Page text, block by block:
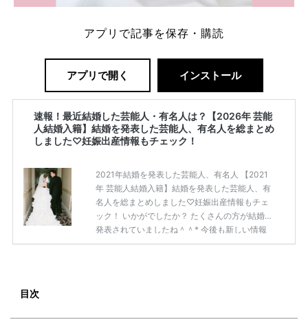
アプリで記事を保存・購読
アプリで開く インストール
速報！最近結婚した芸能人・有名人は？【2026年 芸能
人結婚入籍】結婚を発表した芸能人、有名人を総まとめ
しました♡妊娠出産情報もチェック！
2021年結婚を発表した芸能人、有名人 【2021
年 芸能人結婚入籍】結婚を発表した芸能人、有
名人を総まとめしました♡妊娠出産情報もチェ
ック！ いかがでしたか？ たくさんの方が結婚を
発表されていましたね＾＾* 今後も新しい情報
が入ったら更新いたしますね♡゛続きを読む
目次